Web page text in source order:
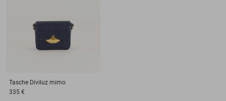
Tasche Diviluz mimo
335 €